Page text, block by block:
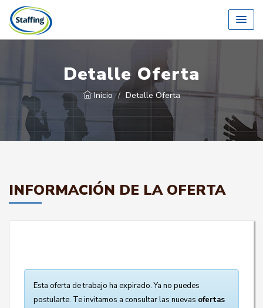
Detalle Oferta
Inicio Detalle Oferta
INFORMACIÓN DE LA OFERTA
Esta oferta de trabajo ha expirado. Ya no puedes
postularte. Te invitamos a consultar las nuevas ofertas